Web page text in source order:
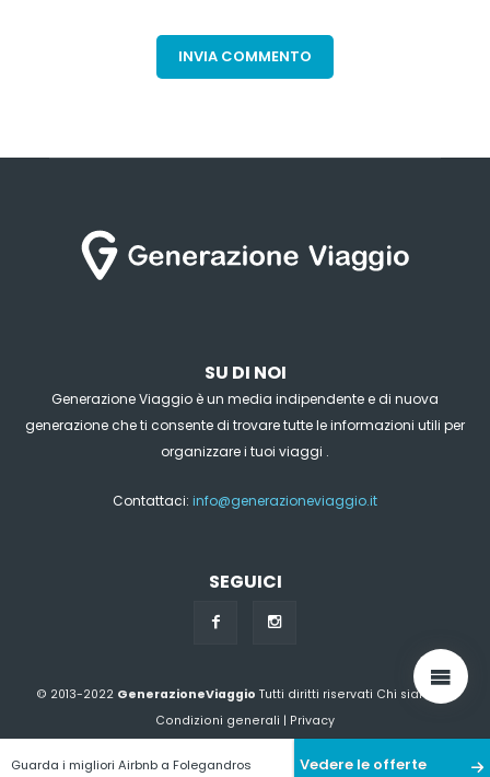
Guarda i migliori Airbnb a Folegandros Vedere le offerte
SU DI NOI
Generazione Viaggio è un media indipendente e di nuova
generazione che ti consente di trovare tutte le informazioni utili per
organizzare i tuoi viaggi .
Contattaci: info@generazioneviaggio.it
SEGUICI
© 2013-2022 GenerazioneViaggio Tutti diritti riservati Chi siamo?
Condizioni generali | Privacy